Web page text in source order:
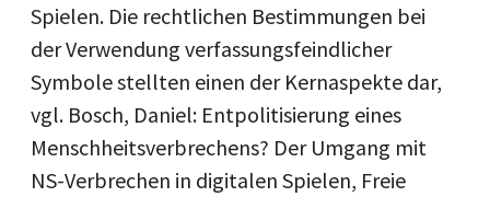
Spielen. Die rechtlichen Bestimmungen bei
der Verwendung verfassungsfeindlicher
Symbole stellten einen der Kernaspekte dar,
vgl. Bosch, Daniel: Entpolitisierung eines
Menschheitsverbrechens? Der Umgang mit
NS-Verbrechen in digitalen Spielen, Freie